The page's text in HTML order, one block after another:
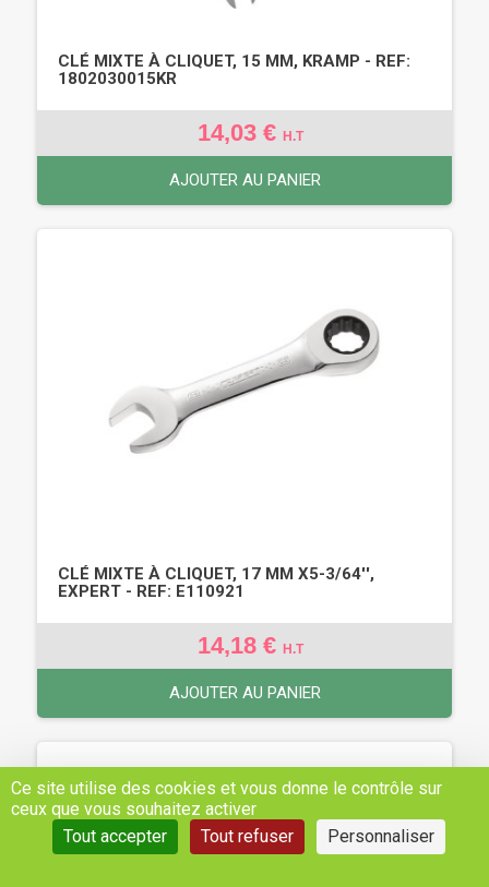
CLÉ MIXTE À CLIQUET, 15 MM, KRAMP - REF:
1802030015KR
14,03 € H.T
AJOUTER AU PANIER
CLÉ MIXTE À CLIQUET, 17 MM X5-3/64'',
EXPERT - REF: E110921
14,18 € H.T
AJOUTER AU PANIER
Ce site utilise des cookies et vous donne le contrôle sur
ceux que vous souhaitez activer
Tout accepter
Tout refuser Personnaliser